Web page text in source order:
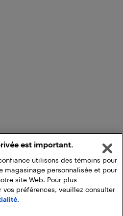
est important.
utilisons des témoins pour
magasinage personnalisée et pour
site Web. Pour plus
préférences, veuillez consulter